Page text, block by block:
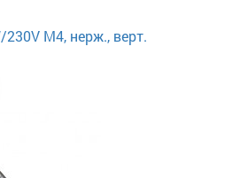
230V М4, нерж., верт.